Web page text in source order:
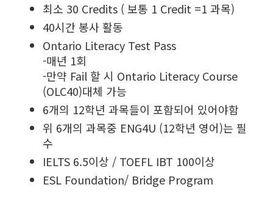
최소 30 Credits ( 보통 1 Credit =1 과목)
40시간 봉사 활동
Ontario Literacy Test Pass
-매년 1회
-만약 Fail 할 시 Ontario Literacy Course
(OLC40)대체 가능
6개의 12학년 과목들이 포함되어 있어야함
위 6개의 과목중 ENG4U (12학년 영어)는 필
수
IELTS 6.5이상 / TOEFL IBT 100이상
ESL Foundation/ Bridge Program